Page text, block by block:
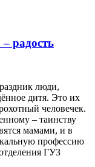
радость
люди,
дитя. Это их
человечек.
– таинству
мамами, и в
профессию
ГУЗ